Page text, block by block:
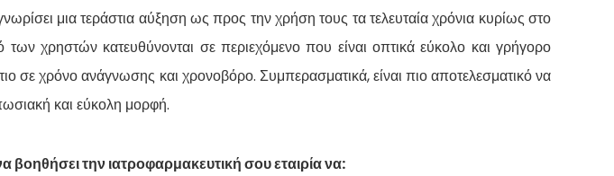
μια τεράστια αύξηση ως προς την χρήση τους τα τελευταία χρόνια κυρίως στο
χρηστών κατευθύνονται σε περιεχόμενο που είναι οπτικά εύκολο και γρήγορο
σε χρόνο ανάγνωσης και χρονοβόρο. Συμπερασματικά, είναι πιο αποτελεσματικό να
και εύκολη μορφή.
βοηθήσει την ιατροφαρμακευτική σου εταιρία να: